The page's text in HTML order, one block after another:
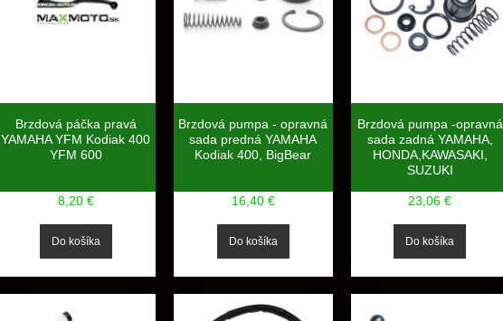
Brzdová páčka pravá
YAMAHA YFM Kodiak 400
YFM 600
8,20 €
Brzdová pumpa - opravná
sada predná YAMAHA
Kodiak 400, BigBear
16,40 €
Brzdová pumpa -opravná
sada zadná YAMAHA,
HONDA,KAWASAKI,
SUZUKI
23,06 €